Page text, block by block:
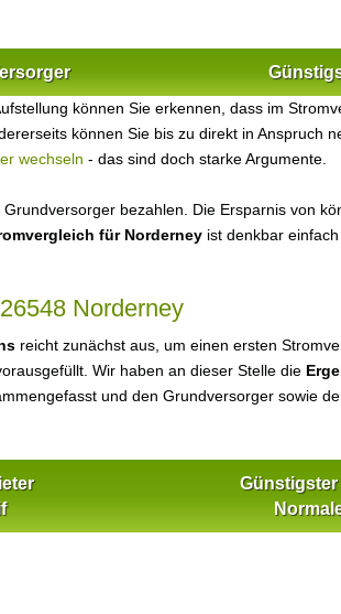
können Sie erkennen, dass im
können Sie bis zu direkt in Anspruch
wechseln - das sind doch starke Argumente.
bezahlen. Die Ersparnis von
für Norderney ist denkbar
Norderney
reicht zunächst aus, um einen ersten
Wir haben an dieser Stelle die
und den Grundversorger sowie